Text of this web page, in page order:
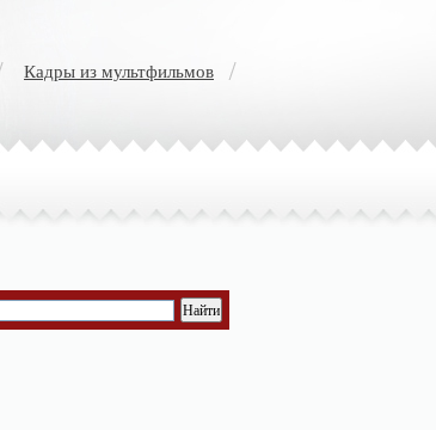
Кадры из мультфильмов